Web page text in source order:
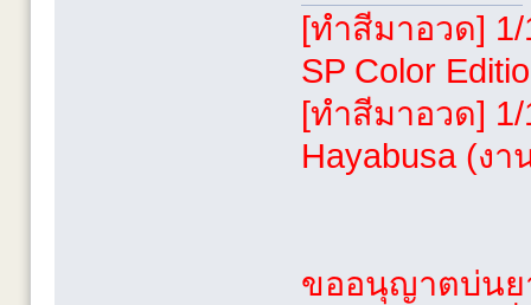
[ทำสีมาอวด] 1/
SP Color
[ทำสีมาอวด] 1/
Hayabusa (ง
ขออนุญาตบ่นย